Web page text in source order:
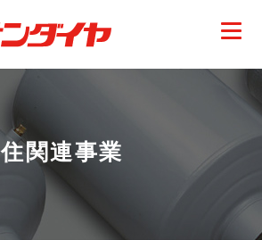
住関連事業